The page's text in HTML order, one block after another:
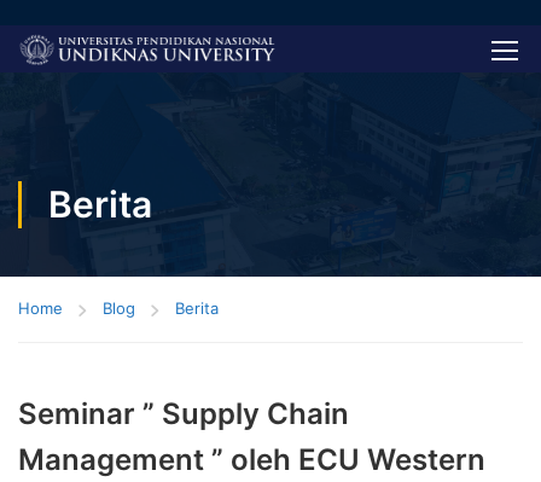
Berita
Home Blog Berita
Seminar ” Supply Chain
Management ” oleh ECU Western